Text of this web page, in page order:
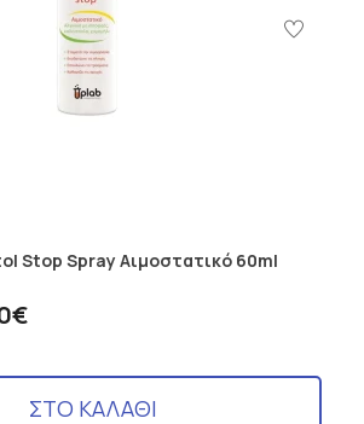
Stop Spray Αιμοστατικό 60ml
ΣΤΟ ΚΑΛΑΘΙ